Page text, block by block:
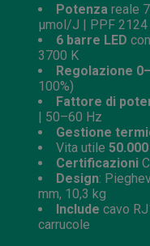
Potenza reale
µmol/J | PPF
6 barre LED
3700 K
Regolazione
100%)
Fattore di
| 50–60 Hz
Gestione
Vita utile
Certificazioni
Design:
mm, 10,3 kg
Include cavo
carrucole